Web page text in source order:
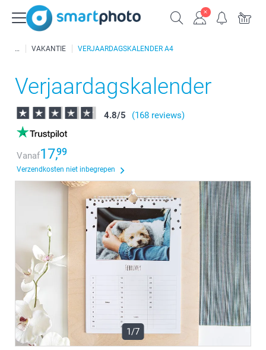
VAKANTIE VERJAARDAGSKALENDER A4
Verjaardagskalender
4.8/5 (168 reviews)
Vanaf17,99
Verzendkosten niet inbegrepen
1/7